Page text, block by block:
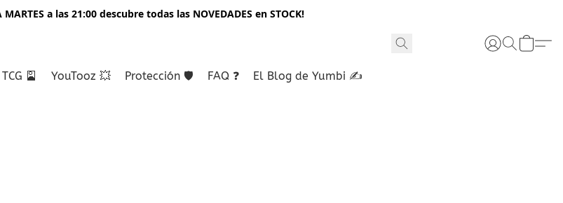
MARTES a las 21:00 descubre todas las NOVEDADES en STOCK!
TCG 🎴 YouTooz 💥 Protección 🛡️ FAQ ❓ El Blog de Yumbi ✍️